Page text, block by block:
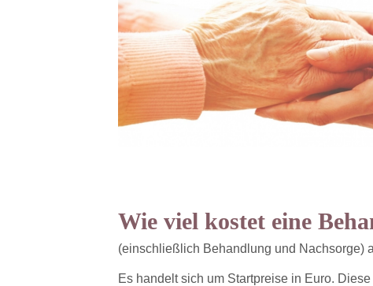
Wie viel kostet eine
(einschließlich Behandlung und Nachsorge)
Es handelt sich um Startpreise in Euro.